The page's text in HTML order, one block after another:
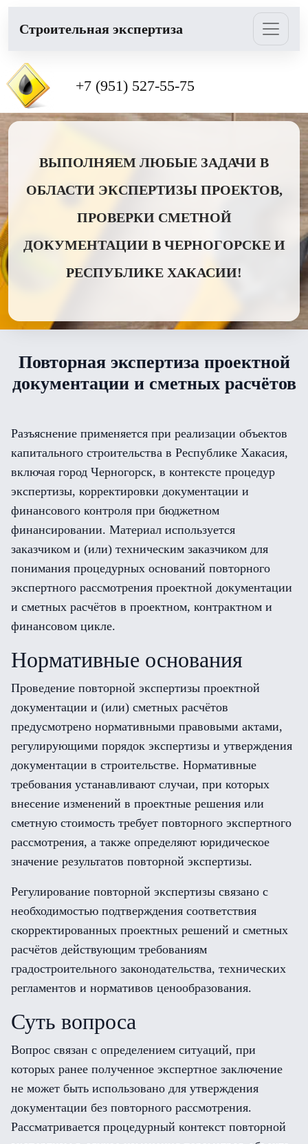
Cтроительная экспертиза
+7 (951) 527-55-75
ВЫПОЛНЯЕМ ЛЮБЫЕ ЗАДАЧИ В
ОБЛАСТИ ЭКСПЕРТИЗЫ ПРОЕКТОВ,
ПРОВЕРКИ СМЕТНОЙ
ДОКУМЕНТАЦИИ В ЧЕРНОГОРСКЕ И
РЕСПУБЛИКЕ ХАКАСИИ!
Повторная экспертиза проектной
документации и сметных расчётов
Разъяснение применяется при реализации объектов
капитального строительства в Республике Хакасия,
включая город Черногорск, в контексте процедур
экспертизы, корректировки документации и
финансового контроля при бюджетном
финансировании. Материал используется
заказчиком и (или) техническим заказчиком для
понимания процедурных оснований повторного
экспертного рассмотрения проектной документации
и сметных расчётов в проектном, контрактном и
финансовом цикле.
Нормативные основания
Проведение повторной экспертизы проектной
документации и (или) сметных расчётов
предусмотрено нормативными правовыми актами,
регулирующими порядок экспертизы и утверждения
документации в строительстве. Нормативные
требования устанавливают случаи, при которых
внесение изменений в проектные решения или
сметную стоимость требует повторного экспертного
рассмотрения, а также определяют юридическое
значение результатов повторной экспертизы.
Регулирование повторной экспертизы связано с
необходимостью подтверждения соответствия
скорректированных проектных решений и сметных
расчётов действующим требованиям
градостроительного законодательства, технических
регламентов и нормативов ценообразования.
Суть вопроса
Вопрос связан с определением ситуаций, при
которых ранее полученное экспертное заключение
не может быть использовано для утверждения
документации без повторного рассмотрения.
Рассматривается процедурный контекст повторной